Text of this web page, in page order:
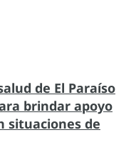
de El Paraíso
brindar apoyo
situaciones de